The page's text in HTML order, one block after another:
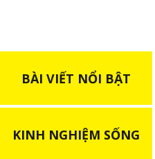
BÀI VIẾT NỔI BẬT
KINH NGHIỆM SỐNG